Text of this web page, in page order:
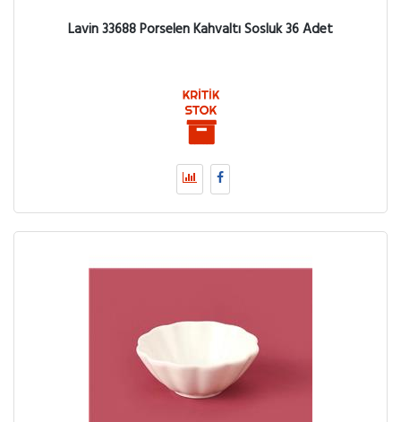
Lavin 33688 Porselen Kahvaltı Sosluk 36 Adet